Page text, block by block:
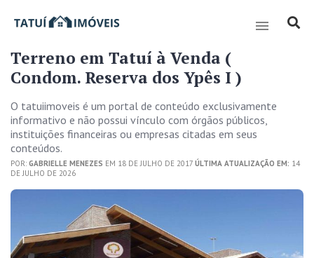
Terreno em Tatuí à Venda (
Condom. Reserva dos Ypês I )
O tatuiimoveis é um portal de conteúdo exclusivamente
informativo e não possui vínculo com órgãos públicos,
instituições financeiras ou empresas citadas em seus
conteúdos.
POR: GABRIELLE MENEZES EM 18 DE JULHO DE 2017 ÚLTIMA ATUALIZAÇÃO EM: 14
DE JULHO DE 2026